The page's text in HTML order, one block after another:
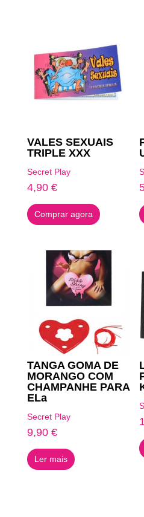
VALES SEXUAIS
TRIPLE XXX
Secret Play
4,90 €
Comprar agora
TANGA GOMA DE
MORANGO COM
CHAMPANHE PARA
ELa
Secret Play
9,90 €
Ler mais